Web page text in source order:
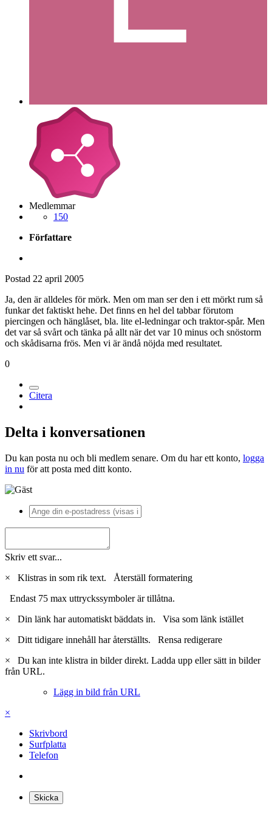
Medlemmar
150
Författare
Postad 22 april 2005
Ja, den är alldeles för mörk. Men om man ser den i ett mörkt rum så
funkar det faktiskt hehe. Det finns en hel del tabbar förutom
piercingen och hänglåset, bla. lite el-ledningar och traktor-spår. Men
det var så svårt och tänka på allt när det var 10 minus och snöstorm
och skådisarna frös. Men vi är ändå nöjda med resultatet.
0
Citera
Delta i konversationen
Du kan posta nu och bli medlem senare. Om du har ett konto, logga
in nu för att posta med ditt konto.
Skriv ett svar...
×
Klistras in som rik text. Återställ formatering
Endast 75 max uttryckssymboler är tillåtna.
×
Din länk har automatiskt bäddats in. Visa som länk istället
×
Ditt tidigare innehåll har återställts. Rensa redigerare
×
Du kan inte klistra in bilder direkt. Ladda upp eller sätt in bilder
från URL.
Lägg in bild från URL
×
Skrivbord
Surfplatta
Telefon
Skicka